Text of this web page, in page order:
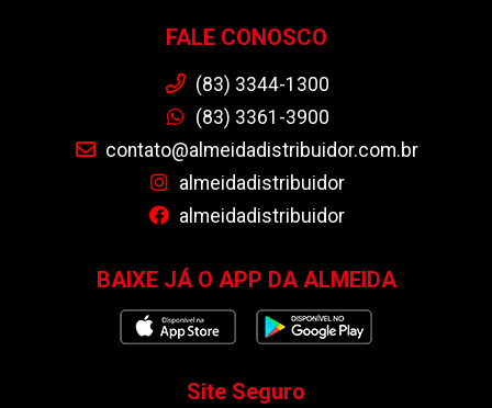
FALE CONOSCO
(83) 3344-1300
(83) 3361-3900
contato@almeidadistribuidor.com.br
almeidadistribuidor
almeidadistribuidor
BAIXE JÁ O APP DA ALMEIDA
Site Seguro